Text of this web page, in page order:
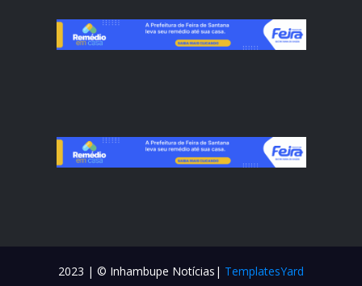
2023 | © Inhambupe Notícias| TemplatesYard